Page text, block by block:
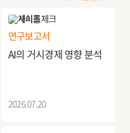
연구보고서
AI의 거시경제 영향 분석
2026.07.20